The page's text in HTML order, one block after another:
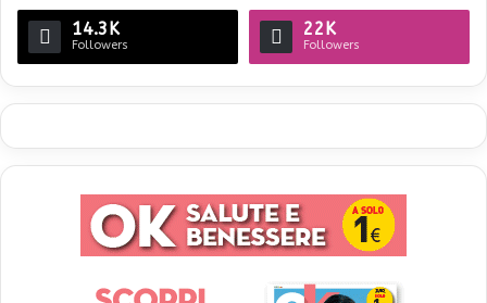
14.3K
Followers
22K
Followers